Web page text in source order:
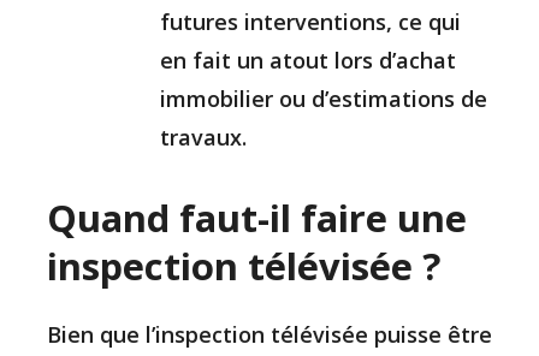
futures interventions, ce qui
en fait un atout lors d’achat
immobilier ou d’estimations de
travaux.
Quand faut-il faire une
inspection télévisée ?
Bien que l’inspection télévisée puisse être